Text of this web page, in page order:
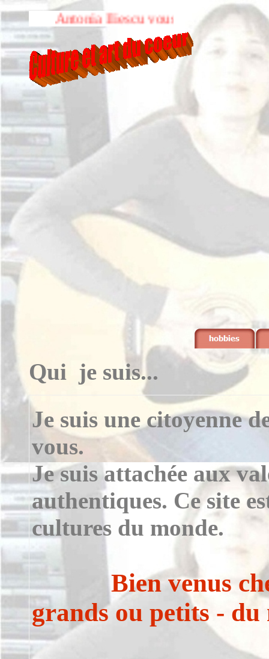
Antonia Iliescu vous souhaite la
Qui je suis...
Je suis une citoyenne
vous.
Je suis attachée aux
authentiques. Ce site
cultures du monde.
Bien venus
grands ou petits -